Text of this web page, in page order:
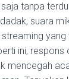
tanpa
suara
ini, respons
mencegah